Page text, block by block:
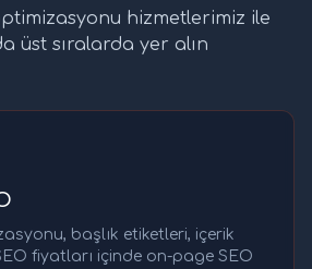
hizmetlerimiz ile
üst sıralarda yer alın
başlık etiketleri, içerik
fiyatları içinde on-page SEO